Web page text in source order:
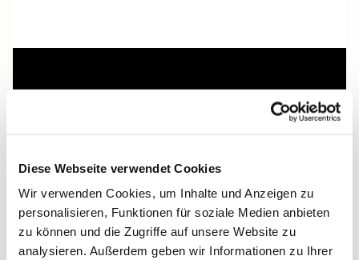
Diese Webseite verwendet Cookies
Wir verwenden Cookies, um Inhalte und Anzeigen zu
personalisieren, Funktionen für soziale Medien anbieten
zu können und die Zugriffe auf unsere Website zu
analysieren. Außerdem geben wir Informationen zu Ihrer
Dies könnte Sie auch